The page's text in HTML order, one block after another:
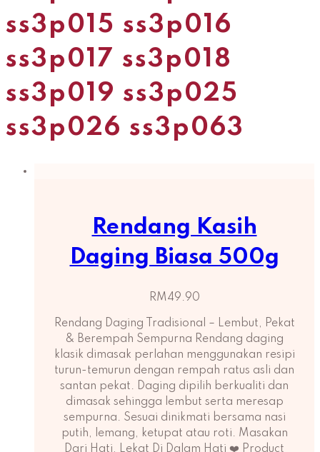
ss3p015 ss3p016
ss3p017 ss3p018
ss3p019 ss3p025
ss3p026 ss3p063
Rendang Kasih
Daging Biasa 500g
RM49.90
Rendang Daging Tradisional – Lembut, Pekat
& Berempah Sempurna Rendang daging
klasik dimasak perlahan menggunakan resipi
turun-temurun dengan rempah ratus asli dan
santan pekat. Daging dipilih berkualiti dan
dimasak sehingga lembut serta meresap
sempurna. Sesuai dinikmati bersama nasi
putih, lemang, ketupat atau roti. Masakan
Dari Hati, Lekat Di Dalam Hati ❤️ Product